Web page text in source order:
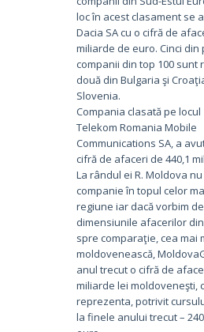
loc în acest clasament se
Dacia SA cu o cifră de
miliarde de euro. Cinci din
companii din top 100 sunt
două din Bulgaria şi
Slovenia.
Compania clasată pe locul
Telekom Romania Mobile
Communications SA, a
cifră de afaceri de 440,1
La rândul ei R. Moldova
companie în topul celor
regiune iar dacă vorbim
dimensiunile afacerilor
spre comparaţie, cea mai
moldovenească,
anul trecut o cifră de
miliarde lei moldoveneşti,
reprezenta, potrivit
la finele anului trecut –